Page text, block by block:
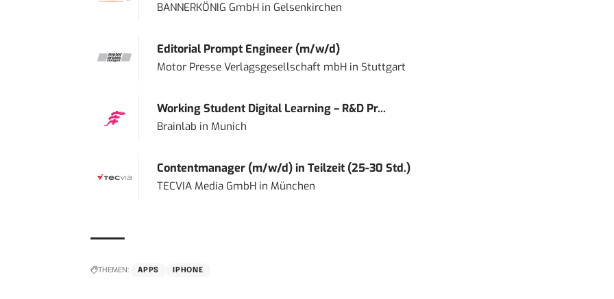
BANNERKÖNIG GmbHin Gelsenkirchen
Editorial Prompt Engineer (m/w/d)
Motor Presse Verlagsgesellschaft mbHin Stuttgart
Working Student Digital Learning – R&D Pr...
Brainlab in Munich
Contentmanager (m/w/d) in Teilzeit (25-30 Std.)
TECVIA Media GmbHin München
THEMEN: APPS IPHONE